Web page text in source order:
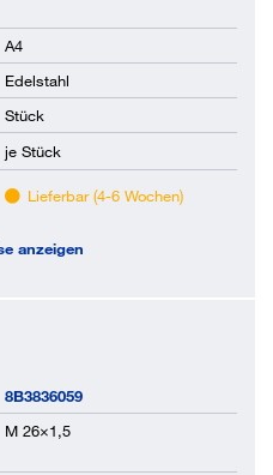
A4
Edelstahl
Stück
je Stück
Lieferbar (4-6 Wochen)
anzeigen
8B3836059
M 26×1,5